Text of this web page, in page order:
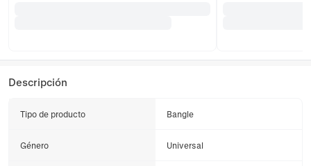
Descripción
Tipo de producto Bangle
Género Universal